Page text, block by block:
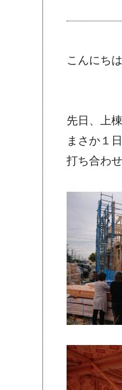
こんにち
先日、上
まさか１
打ち合わ